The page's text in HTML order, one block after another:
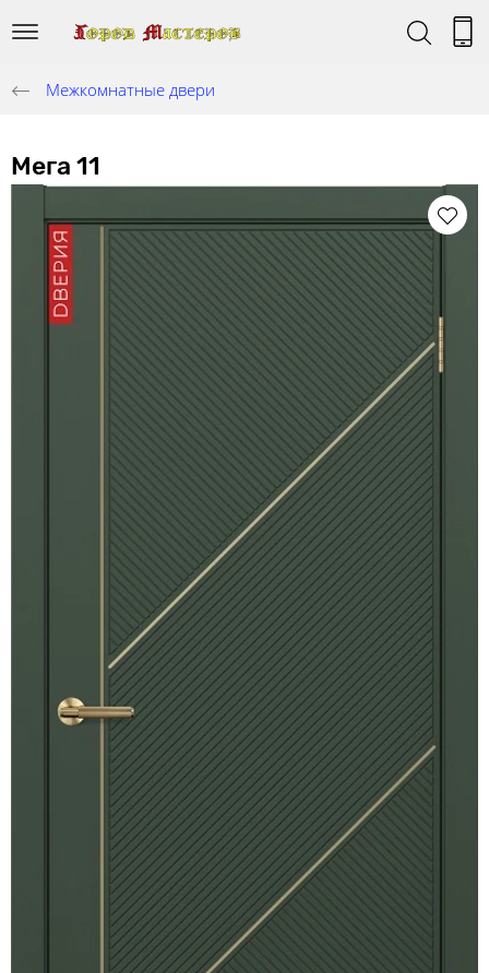
Межкомнатные двери
Мега 11